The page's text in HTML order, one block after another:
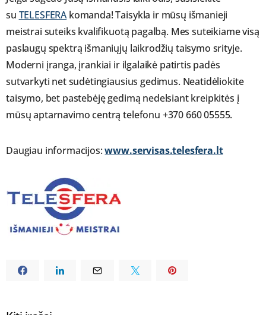
su TELESFERAkomanda! Taisykla ir mūsų išmanieji
meistrai suteiks kvalifikuotą pagalbą. Mes suteikiame visą
paslaugų spektrą išmaniųjų laikrodžių taisymo srityje.
Moderni įranga, įrankiai ir ilgalaikė patirtis padės
sutvarkyti net sudėtingiausius gedimus. Neatidėliokite
taisymo, bet pastebėję gedimą nedelsiant kreipkitės į
mūsų aptarnavimo centrą telefonu +370 660 05555.
Daugiau informacijos:www.servisas.telesfera.lt